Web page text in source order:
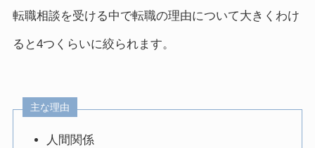
転職相談を受ける中で転職の理由について大きくわけ
ると4つくらいに絞られます。
主な理由
人間関係